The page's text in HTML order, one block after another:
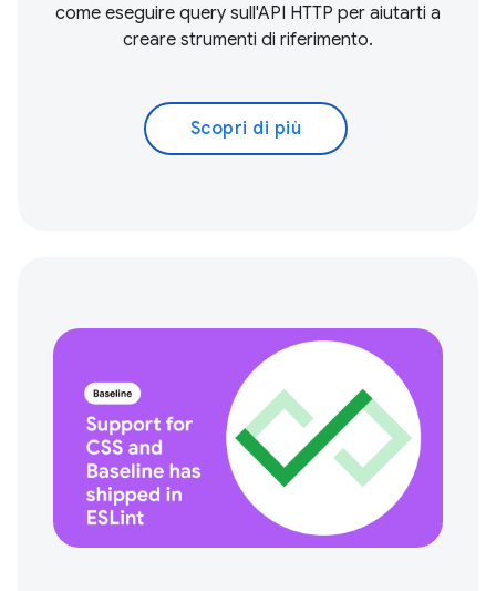
come eseguire query sull'API HTTP per aiutarti a
creare strumenti di riferimento.
Scopri di più